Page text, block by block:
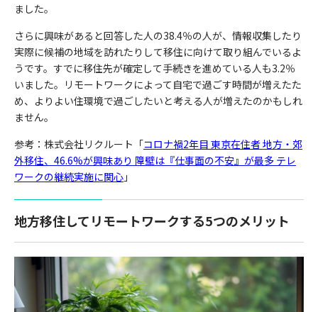
ました。
さらに興味があると回答した人の38.4％の人が、情報収集したり
実際に候補の地域を訪れたりして移住に向けて取り組んでいるよ
うです。すでに移住先が確定して手続きを進めている人も3.2％
いました。 リモートワークによって自宅で過ごす時間が増えたた
め、よりよい住環境で過ごしたいと考える人が増えたのかもしれ
ません。
参考：株式会社リクルート「コロナ禍2年目 東京在住者 地方・郊
外移住、46.6%が興味あり 障壁は『仕事面の不安』が最多 テレ
ワークの継続実施に関心 」
地方移住してリモートワークする5つのメリット